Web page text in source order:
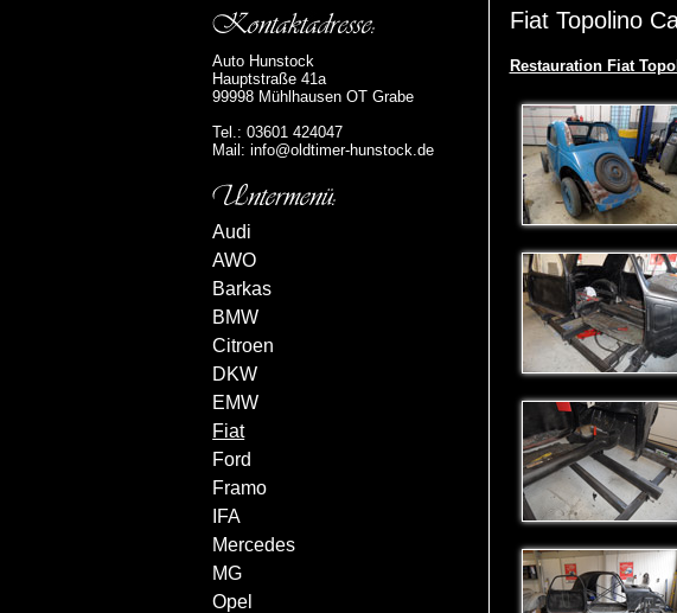
Auto Hunstock
Hauptstraße 41a
99998 Mühlhausen OT Grabe
Tel.: 03601 424047
Mail:info@oldtimer-hunstock.de
Audi
AWO
Barkas
BMW
Citroen
DKW
EMW
Fiat
Ford
Framo
IFA
Mercedes
MG
Opel
Fiat Topolino
Restauration Fiat